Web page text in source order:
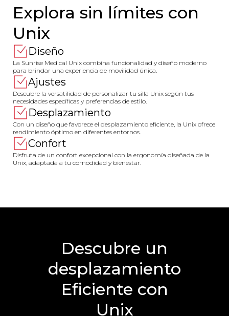
Explora sin límites con
Unix
Diseño
La Sunrise Medical Unix combina funcionalidad y diseño moderno
para brindar una experiencia de movilidad única.
Ajustes
Descubre la versatilidad de personalizar tu silla Unix según tus
necesidades específicas y preferencias de estilo.
Desplazamiento
Con un diseño que favorece el desplazamiento eficiente, la Unix ofrece
rendimiento óptimo en diferentes entornos.
Confort
Disfruta de un confort excepcional con la ergonomía diseñada de la
Unix, adaptada a tu comodidad y bienestar.
Descubre un
desplazamiento
Eficiente con
Unix